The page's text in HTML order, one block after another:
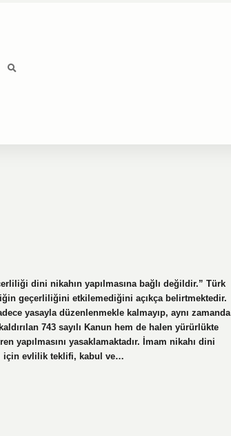
dini nikahın yapılmasına bağlı değildir.” Türk
geçerliliğini etkilemediğini açıkça belirtmektedir.
yasayla düzenlenmekle kalmayıp, aynı zamanda
743 sayılı Kanun hem de halen yürürlükte
yapılmasını yasaklamaktadır. İmam nikahı dini
için evlilik teklifi, kabul ve…